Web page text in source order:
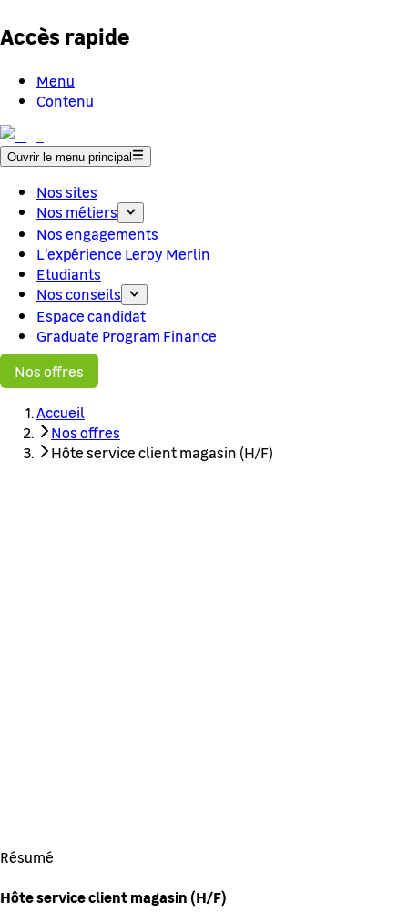
Accès rapide
Menu
Contenu
Ouvrir le menu principal
Nos sites
Nos métiers
Nos engagements
L'expérience Leroy Merlin
Etudiants
Nos conseils
Espace candidat
Graduate Program Finance
Nos offres
Accueil
Nos offres
Hôte service client magasin (H/F)
Résumé
Hôte service client magasin (H/F)